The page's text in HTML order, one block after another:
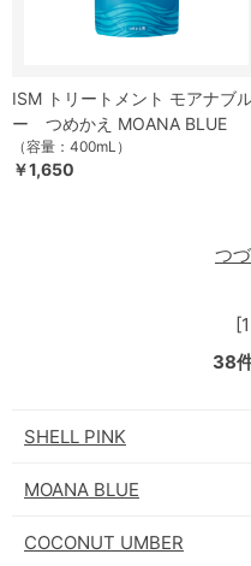
ISM トリートメント モアナブ
ー つめかえ MOANA BLUE
（容量：400mL）
￥1,650
つ
38
SHELL PINK
MOANA BLUE
COCONUT UMBER